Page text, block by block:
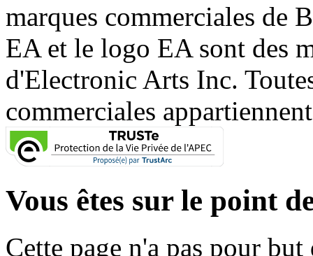
marques commerciales de
EA et le logo EA sont des
d'Electronic Arts Inc.
commerciales
Vous êtes sur le point
Cette page n'a pas pour